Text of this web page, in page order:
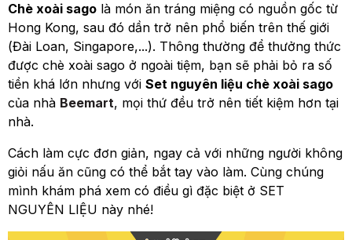
Chè xoài sago là món ăn tráng miệng có nguồn gốc từ
Hong Kong, sau đó dần trở nên phổ biến trên thế giới
(Đài Loan, Singapore,...). Thông thường để thưởng thức
được chè xoài sago ở ngoài tiệm, bạn sẽ phải bỏ ra số
tiền khá lớn nhưng với Set nguyên liệu chè xoài sago
của nhà Beemart, mọi thứ đều trở nên tiết kiệm hơn tại
nhà.
Cách làm cực đơn giản, ngay cả với những người không
giỏi nấu ăn cũng có thể bắt tay vào làm. Cùng chúng
mình khám phá xem có điều gì đặc biệt ở SET
NGUYÊN LIỆU này nhé!